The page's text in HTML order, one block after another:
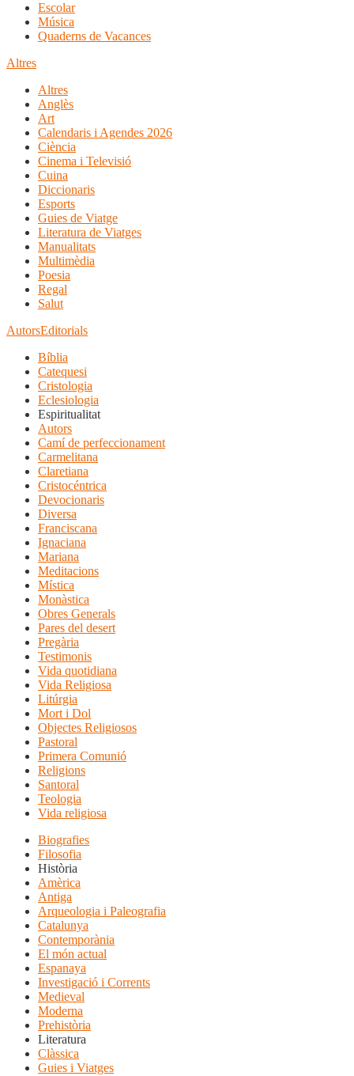
Escolar
Música
Quaderns de Vacances
Altres
Altres
Anglès
Art
Calendaris i Agendes 2026
Ciència
Cinema i Televisió
Cuina
Diccionaris
Esports
Guies de Viatge
Literatura de Viatges
Manualitats
Multimèdia
Poesia
Regal
Salut
AutorsEditorials
Bíblia
Catequesi
Cristologia
Eclesiologia
Espiritualitat
Autors
Camí de perfeccionament
Carmelitana
Claretiana
Cristocéntrica
Devocionaris
Diversa
Franciscana
Ignaciana
Mariana
Meditacions
Mística
Monàstica
Obres Generals
Pares del desert
Pregària
Testimonis
Vida quotidiana
Vida Religiosa
Litúrgia
Mort i Dol
Objectes Religiosos
Pastoral
Primera Comunió
Religions
Santoral
Teologia
Vida religiosa
Biografies
Filosofia
Història
Amèrica
Antiga
Arqueologia i Paleografia
Catalunya
Contemporània
El món actual
Espanaya
Investigació i Corrents
Medieval
Moderna
Prehistòria
Literatura
Clàssica
Guies i Viatges